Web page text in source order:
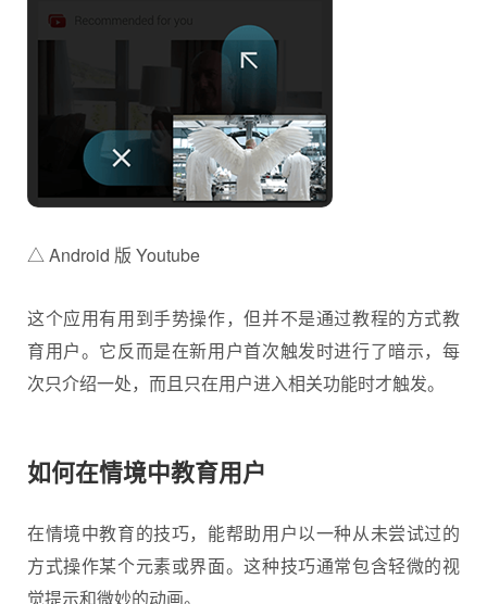
△ Android 版 Youtube
这个应用有用到手势操作，但并不是通过教程的方式教
育用户。它反而是在新用户首次触发时进行了暗示，每
次只介绍一处，而且只在用户进入相关功能时才触发。
如何在情境中教育用户
在情境中教育的技巧，能帮助用户以一种从未尝试过的
方式操作某个元素或界面。这种技巧通常包含轻微的视
觉提示和微妙的动画。